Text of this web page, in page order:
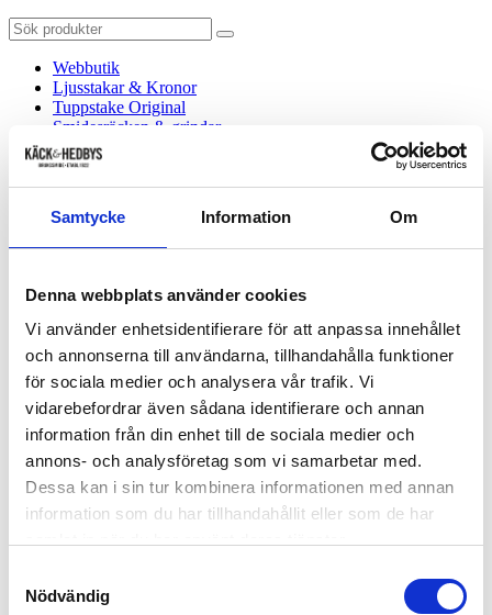
Samtycke Information Om
Denna webbplats använder cookies
Vi använder enhetsidentifierare för att anpassa innehållet
och annonserna till användarna, tillhandahålla funktioner
för sociala medier och analysera vår trafik. Vi
vidarebefordrar även sådana identifierare och annan
information från din enhet till de sociala medier och
annons- och analysföretag som vi samarbetar med.
Dessa kan i sin tur kombinera informationen med annan
information som du har tillhandahållit eller som de har
Nödvändig
Webbutik
Ljusstakar & Kronor
Tuppstake Original
Smidesräcken & grindar
Kyrkosmide
Fabriksförsäljning
Öppettider
Om oss
Löv i råsmide
Finns i råsmide och svartbehandlad.
Löv i råsmide mängd
Lägg till i varukorg
Ytterligare information